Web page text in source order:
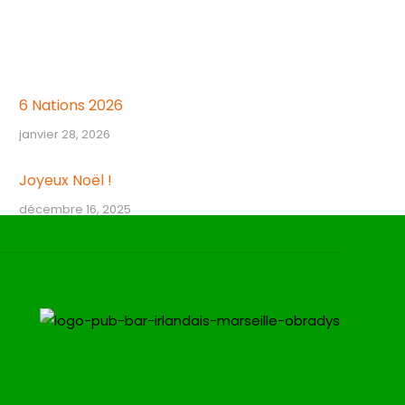
6 Nations 2026
janvier 28, 2026
Joyeux Noël !
décembre 16, 2025